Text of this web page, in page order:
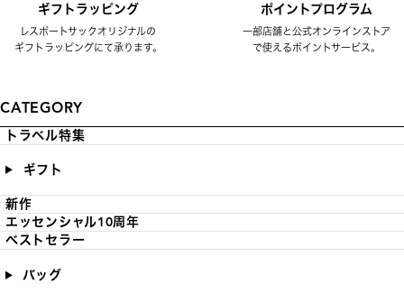
ギフトラッピング
レスポートサックオリジナルの
ギフトラッピングにて承ります。
ポイントプログラム
一部店舗と公式オンラインストア
で使えるポイントサービス。
CATEGORY
トラベル特集
ギフト
新作
エッセンシャル10周年
ベストセラー
バッグ